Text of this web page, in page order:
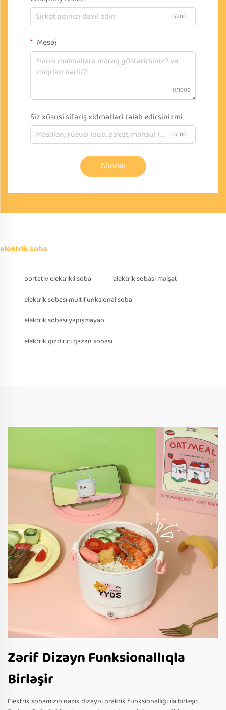
0/200
Mesaj
0/1000
Siz xüsusi sifariş xidmətləri tələb edirsinizmi
0/100
Göndər
elektrik soba
portativ elektrikli soba
elektrik sobası məişət
elektrik sobası multifunksional soba
elektrik sobası yapışmayan
elektrik qızdırıcı qazan sobası
Zərif Dizayn Funksionallıqla
Birləşir
Elektrik sobamızın nazik dizaynı praktik funksionallığı ilə birləşir.